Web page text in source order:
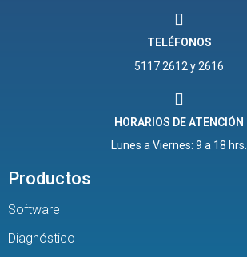
TELÉFONOS
5117.2612 y 2616
HORARIOS DE ATENCIÓN
Lunes a Viernes: 9 a 18 hrs.
Productos
Software
Diagnóstico